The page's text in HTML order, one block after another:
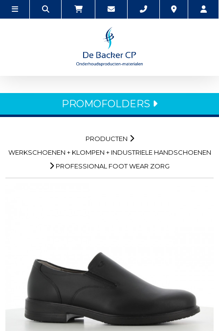
PROMOFOLDERS
PRODUCTEN
WERKSCHOENEN + KLOMPEN + INDUSTRIELE HANDSCHOENEN
PROFESSIONAL FOOT WEAR ZORG